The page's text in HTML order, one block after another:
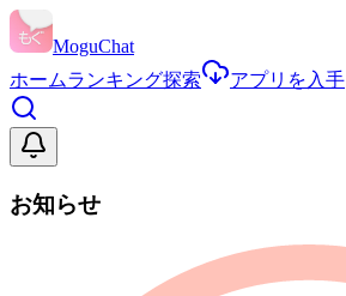
MoguChat
ホームランキング探索 アプリを入手
お知らせ